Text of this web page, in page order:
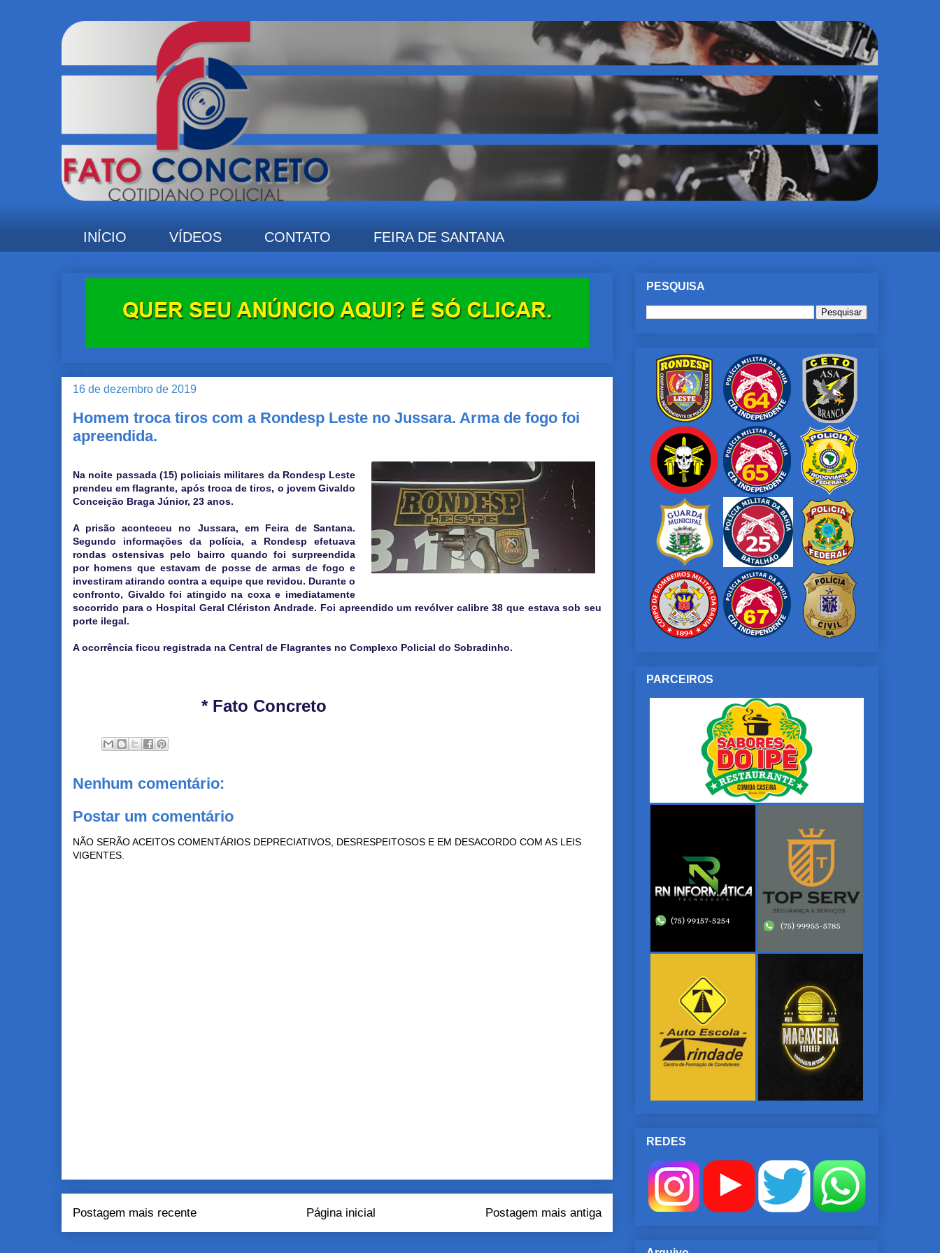
INÍCIO VÍDEOS CONTATO FEIRA DE SANTANA
16 de dezembro de 2019
Homem troca tiros com a Rondesp Leste no Jussara. Arma de fogo foi
apreendida.
Na noite passada (15) policiais militares da Rondesp Leste
prendeu em flagrante, após troca de tiros, o jovem Givaldo
Conceição Braga Júnior, 23 anos.
A prisão aconteceu no Jussara, em Feira de Santana.
Segundo informações da polícia, a Rondesp efetuava
rondas ostensivas pelo bairro quando foi surpreendida
por homens que estavam de posse de armas de fogo e
investiram atirando contra a equipe que revidou. Durante o
confronto, Givaldo foi atingido na coxa e imediatamente
socorrido para o Hospital Geral Clériston Andrade. Foi apreendido um revólver calibre 38 que estava sob seu
porte ilegal.
A ocorrência ficou registrada na Central de Flagrantes no Complexo Policial do Sobradinho.
* Fato Concreto
Nenhum comentário:
Postar um comentário
NÃO SERÃO ACEITOS COMENTÁRIOS DEPRECIATIVOS, DESRESPEITOSOS E EM DESACORDO COM AS LEIS
VIGENTES.
Postagem mais recente Postagem mais antiga
Página inicial
PESQUISA
PARCEIROS
REDES